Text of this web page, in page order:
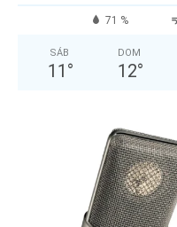
71 %
SÁB
11 °
DOM
12°